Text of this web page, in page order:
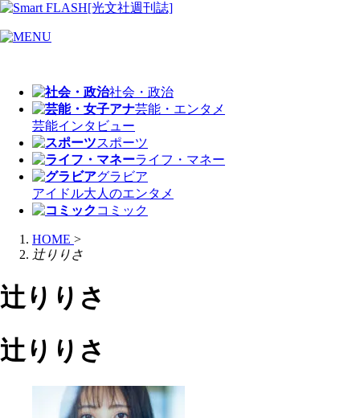
社会・政治
芸能・エンタメ
芸能インタビュー
スポーツ
ライフ・マネー
グラビア
アイドル大人のエンタメ
コミック
HOME >
辻りりさ
辻りりさ
辻りりさ